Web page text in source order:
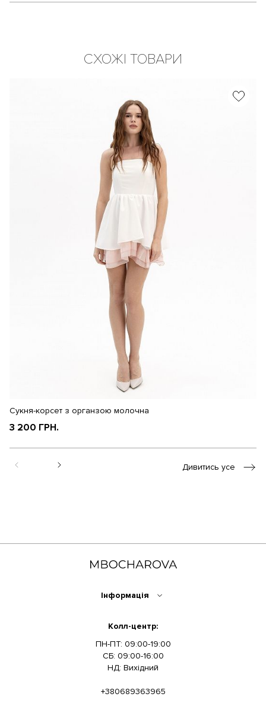
СХОЖІ ТОВАРИ
Сукня-корсет з органзою молочна
3 200 ГРН.
Дивитись усе
Інформація
Колл-центр:
ПН-ПТ: 09:00-19:00
СБ: 09:00-16:00
НД: Вихідний
+380689363965